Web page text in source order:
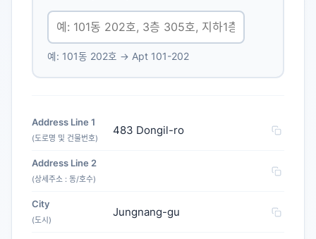
예: 101동 202호 → Apt 101-202
Address Line 1
(도로명 및 건물번호)
483 Dongil-ro
Address Line 2
(상세주소 : 동/호수)
City
(도시)
Jungnang-gu